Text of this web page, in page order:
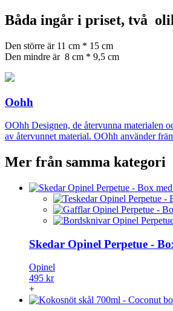
Båda ingår i priset, två
Den större är 11 cm * 15 cm
Den mindre är 8 cm * 9,5 cm
Oohh
OOhh Designen, de återvunna materialen
av återvunnet material. OOhh använder
Mer från samma kategori
Skedar Opinel Perpetue -
Opinel
495 kr
+